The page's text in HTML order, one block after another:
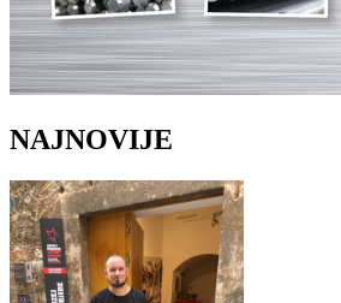
NAJNOVIJE